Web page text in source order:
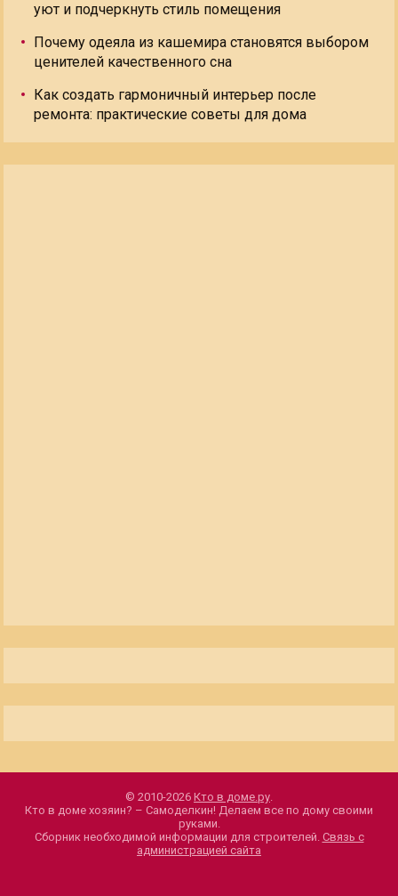
уют и подчеркнуть стиль помещения
Почему одеяла из кашемира становятся выбором
ценителей качественного сна
Как создать гармоничный интерьер после
ремонта: практические советы для дома
© 2010-2026 Кто в доме.ру.
Кто в доме хозяин? – Самоделкин! Делаем все по дому своими
руками.
Сборник необходимой информации для строителей. Связь с
администрацией сайта